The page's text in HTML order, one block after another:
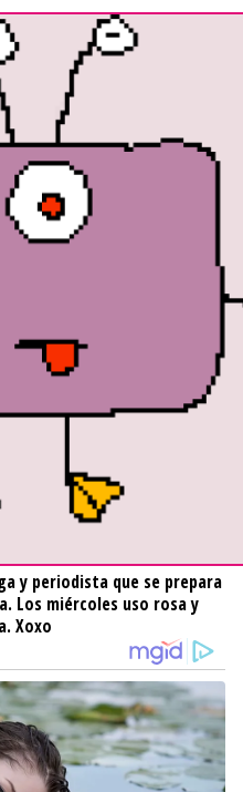
y periodista que se prepara
Los miércoles uso rosa y
Xoxo